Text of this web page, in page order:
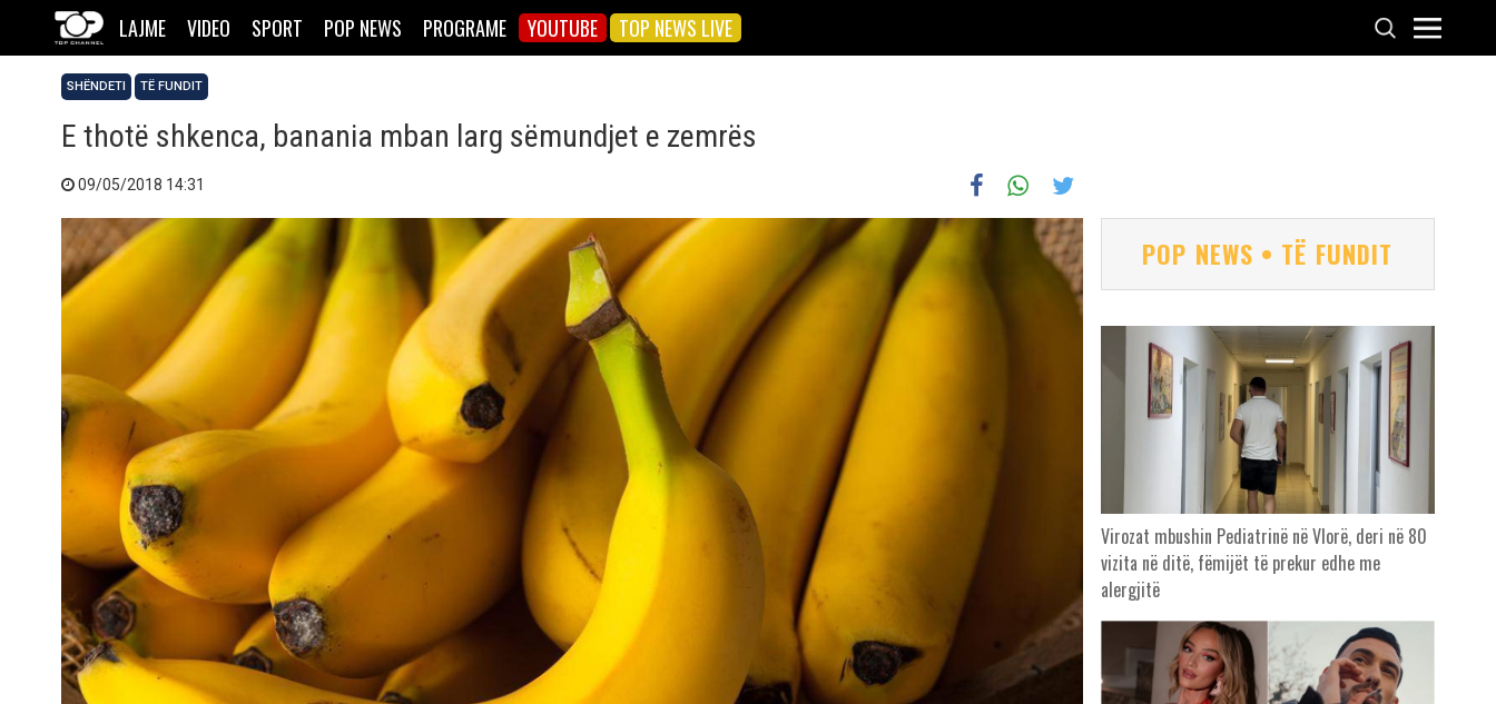
LAJME VIDEO SPORT POP NEWS PROGRAME YOUTUBE TOP NEWS LIVE
SHËNDETI TË FUNDIT
E thotë shkenca, banania mban larg sëmundjet e zemrës
09/05/2018 14:31
POP NEWS • TË FUNDIT
Virozat mbushin Pediatrinë në Vlorë, deri në 80
vizita në ditë, fëmijët të prekur edhe me
alergjitë